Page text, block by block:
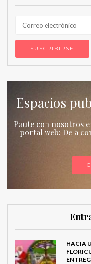
Espacios
Paute con nosotros
portal web: De a
HACIA